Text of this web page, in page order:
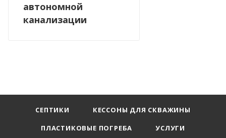
автономной
канализации
СЕПТИКИ
КЕССОНЫ ДЛЯ СКВАЖИНЫ
ПЛАСТИКОВЫЕ ПОГРЕБА
УСЛУГИ